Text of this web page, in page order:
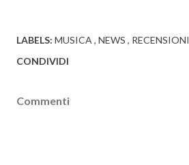
LABELS: MUSICA NEWS RECENSIONI
CONDIVIDI
Commenti